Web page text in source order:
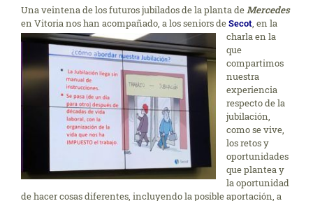
Una veintena de los futuros jubilados de la planta deMercedes
en Vitoria nos han acompañado, a los seniors deSecot, en la
charla en la
que
compartimos
nuestra
experiencia
respecto de la
jubilación,
como se vive,
los retos y
oportunidades
que plantea y
la oportunidad
de hacer cosas diferentes, incluyendo la posible aportación, a